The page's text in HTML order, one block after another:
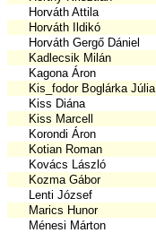
Horváth Attila
Horváth Ildikó
Horváth Gergő Dániel
Kadlecsik Milán
Kagona Áron
Kis_fodor Boglárka Júlia
Kiss Diána
Kiss Marcell
Korondi Áron
Kotian Roman
Kovács László
Kozma Gábor
Lenti József
Marics Hunor
Ménesi Márton